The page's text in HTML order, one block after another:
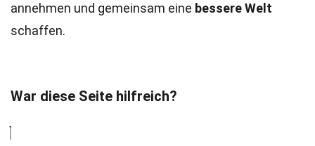
annehmen und gemeinsam eine bessere Welt
schaffen.
War diese Seite hilfreich?